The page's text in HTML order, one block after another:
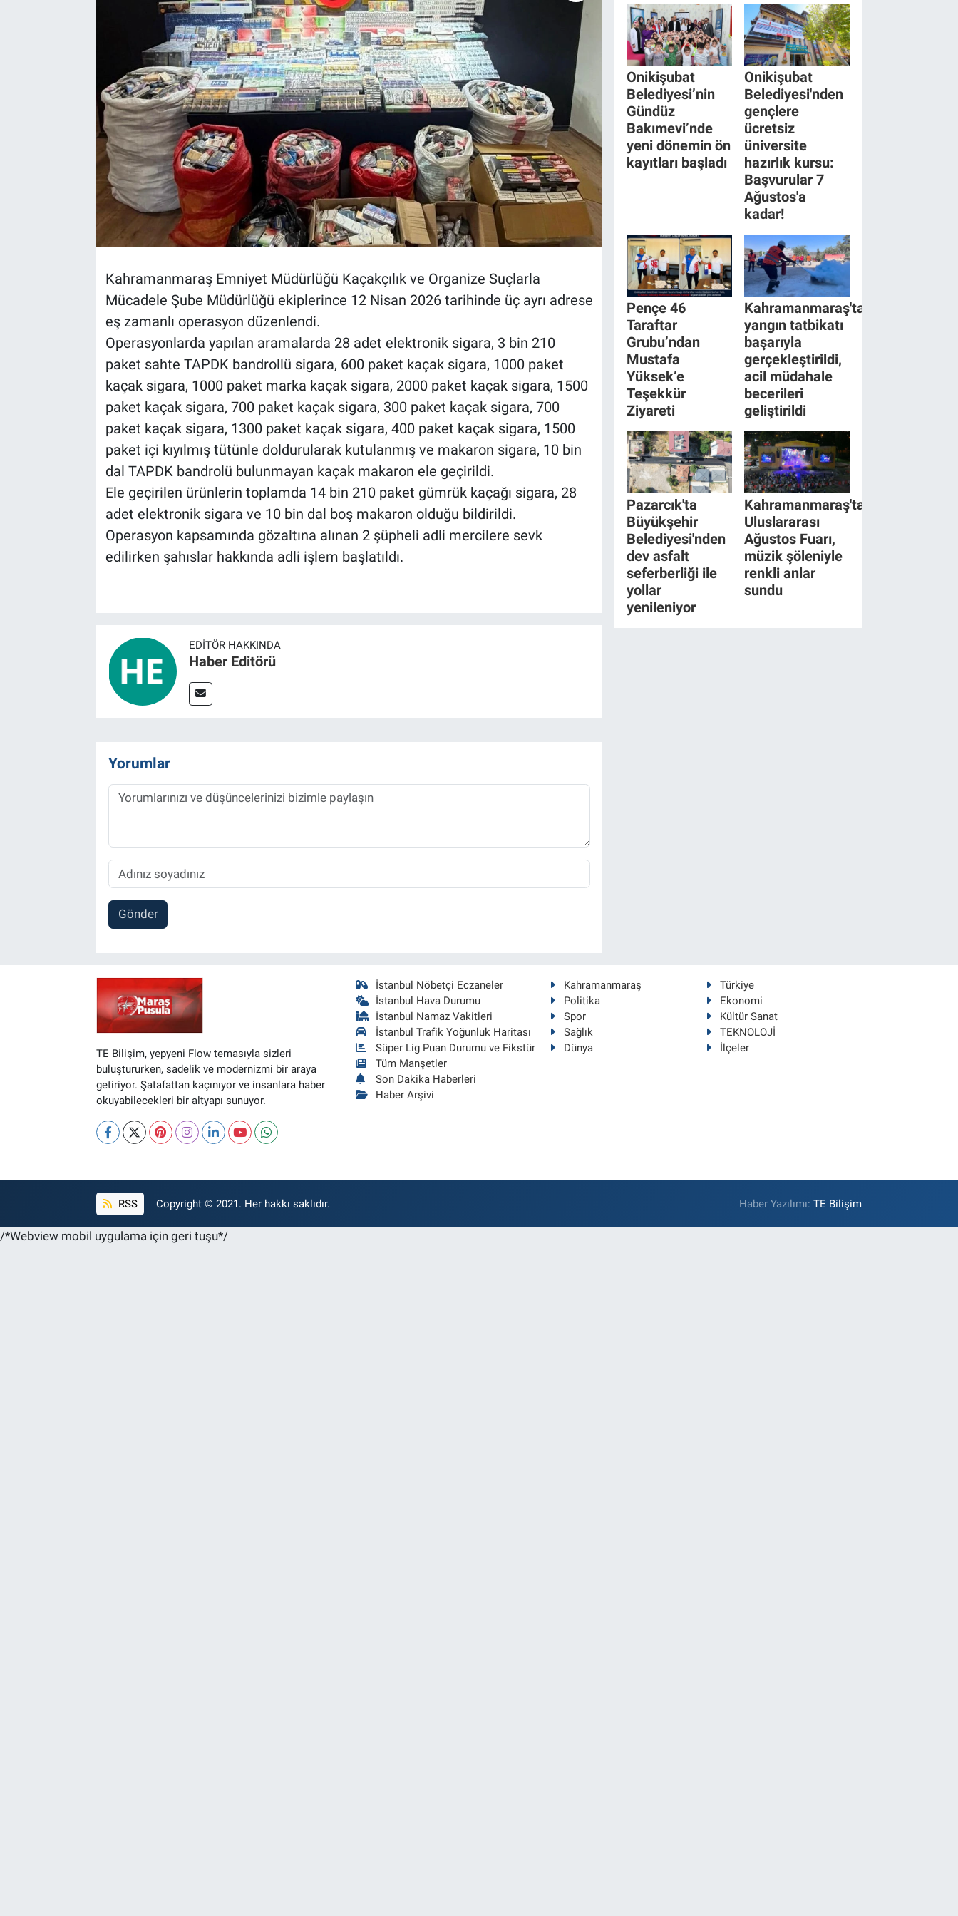
Kahramanmaraş Emniyet Müdürlüğü Kaçakçılık ve Organize Suçlarla
Mücadele Şube Müdürlüğü ekiplerince 12 Nisan 2026 tarihinde üç ayrı adrese
eş zamanlı operasyon düzenlendi.
Operasyonlarda yapılan aramalarda 28 adet elektronik sigara, 3 bin 210
paket sahte TAPDK bandrollü sigara, 600 paket kaçak sigara, 1000 paket
kaçak sigara, 1000 paket marka kaçak sigara, 2000 paket kaçak sigara, 1500
paket kaçak sigara, 700 paket kaçak sigara, 300 paket kaçak sigara, 700
paket kaçak sigara, 1300 paket kaçak sigara, 400 paket kaçak sigara, 1500
paket içi kıyılmış tütünle doldurularak kutulanmış ve makaron sigara, 10 bin
dal TAPDK bandrolü bulunmayan kaçak makaron ele geçirildi.
Ele geçirilen ürünlerin toplamda 14 bin 210 paket gümrük kaçağı sigara, 28
adet elektronik sigara ve 10 bin dal boş makaron olduğu bildirildi.
Operasyon kapsamında gözaltına alınan 2 şüpheli adli mercilere sevk
edilirken şahıslar hakkında adli işlem başlatıldı.
EDITÖR HAKKINDA
Haber Editörü
Yorumlar
Gönder
Onikişubat
Belediyesi’nin
Gündüz
Bakımevi’nde
yeni dönemin ön
kayıtları başladı
Onikişubat
Belediyesi'nden
gençlere
ücretsiz
üniversite
hazırlık kursu:
Başvurular 7
Ağustos'a
kadar!
Pençe 46
Taraftar
Grubu’ndan
Mustafa
Yüksek’e
Teşekkür
Ziyareti
Kahramanmaraş'ta
yangın tatbikatı
başarıyla
gerçekleştirildi,
acil müdahale
becerileri
geliştirildi
Pazarcık'ta
Büyükşehir
Belediyesi'nden
dev asfalt
seferberliği ile
yollar
yenileniyor
Kahramanmaraş'ta
Uluslararası
Ağustos Fuarı,
müzik şöleniyle
renkli anlar
sundu
TE Bilişim, yepyeni Flow temasıyla sizleri
buluştururken, sadelik ve modernizmi bir araya
getiriyor. Şatafattan kaçınıyor ve insanlara haber
okuyabilecekleri bir altyapı sunuyor.
İstanbul Nöbetçi Eczaneler
İstanbul Hava Durumu
İstanbul Namaz Vakitleri
İstanbul Trafik Yoğunluk Haritası
Süper Lig Puan Durumu ve Fikstür
Tüm Manşetler
Son Dakika Haberleri
Haber Arşivi
Kahramanmaraş
Türkiye
Politika
Ekonomi
Spor
Kültür Sanat
Sağlık
TEKNOLOJİ
Dünya
İlçeler
RSS Copyright © 2021. Her hakkı saklıdır. Haber Yazılımı:TE Bilişim
/*Webview mobil uygulama için geri tuşu*/
Bilim, Teknoloji
HABERDE İNSAN
BİLİM VE TEKNOLOJİ